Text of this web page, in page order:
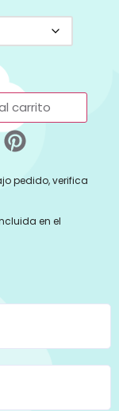
carrito
pedido, verifica
en el